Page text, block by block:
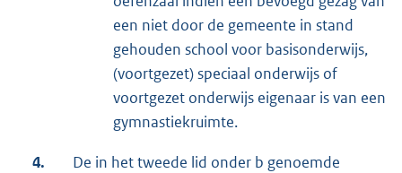
een niet door de gemeente in stand
gehouden school voor basisonderwijs,
(voortgezet) speciaal onderwijs of
voortgezet onderwijs eigenaar is van een
gymnastiekruimte.
4.
De in het tweede lid onder b genoemde